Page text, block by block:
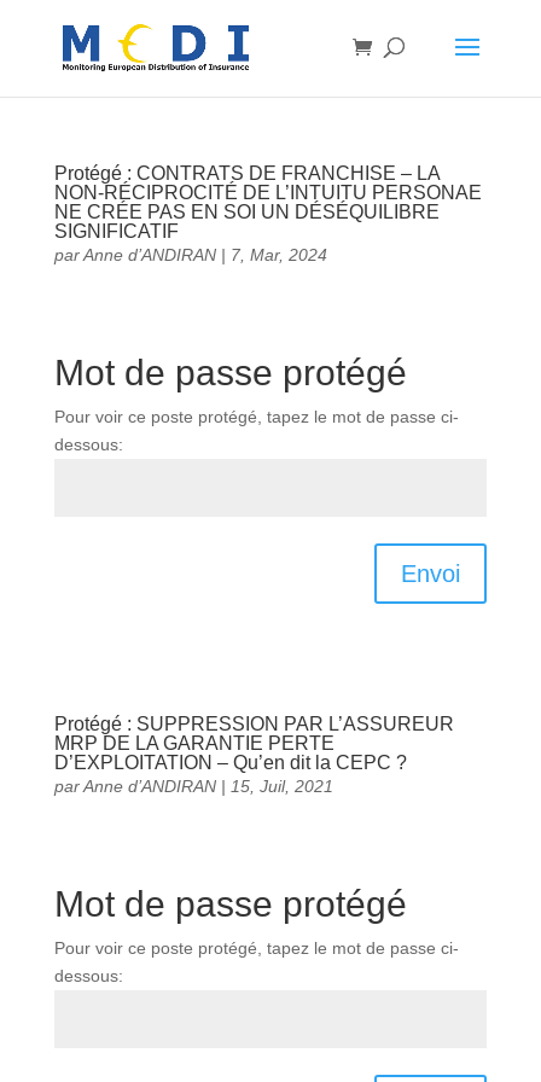
Protégé : CONTRATS DE FRANCHISE – LA
NON-RÉCIPROCITÉ DE L’INTUITU PERSONAE
NE CRÉE PAS EN SOI UN DÉSÉQUILIBRE
SIGNIFICATIF
parAnne d’ANDIRAN| 7, Mar, 2024
Mot de passe protégé
Pour voir ce poste protégé, tapez le mot de passe ci-
dessous:
Envoi
Protégé : SUPPRESSION PAR L’ASSUREUR
MRP DE LA GARANTIE PERTE
D’EXPLOITATION – Qu’en dit la CEPC ?
parAnne d’ANDIRAN| 15, Juil, 2021
Mot de passe protégé
Pour voir ce poste protégé, tapez le mot de passe ci-
dessous: